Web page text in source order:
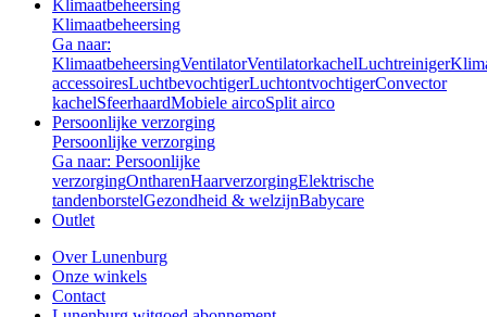
Klimaatbeheersing
Klimaatbeheersing
Ga naar:
KlimaatbeheersingVentilatorVentilatorkachelLuchtreiniger
accessoiresLuchtbevochtigerLuchtontvochtigerConvector
kachelSfeerhaardMobiele aircoSplit airco
Persoonlijke verzorging
Persoonlijke verzorging
Ga naar: Persoonlijke
verzorgingOntharenHaarverzorgingElektrische
tandenborstelGezondheid & welzijnBabycare
Outlet
Over Lunenburg
Onze winkels
Contact